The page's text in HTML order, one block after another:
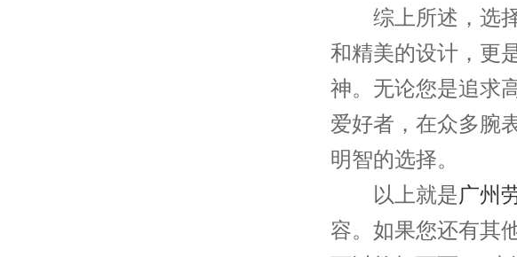
综上所述，选择
和精美的设计，更
神。无论您是追求
爱好者，在众多腕
明智的选择。
以上就是广州
容。如果您还有其